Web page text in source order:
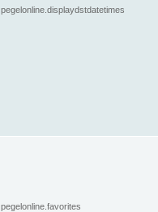
pegelonline.displaydstdatetimes
pegelonline.favorites